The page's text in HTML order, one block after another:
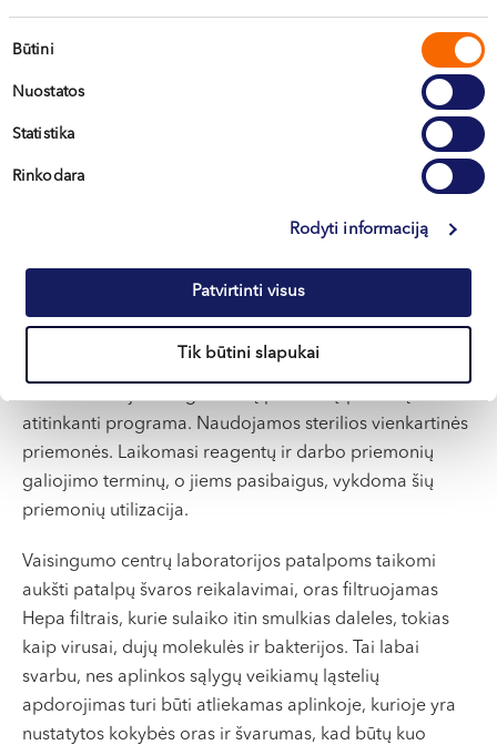
Sutikimo
Būtini
Nuostatos
Statistika
Rinkodara
Rodyti informaciją
Patvirtinti visus
Tik būtini slapukai
teisinius ir pacientų reikalavimus atitinkančiam sveikatos
priežiūros paslaugų teikimui. Procesai planuojami,
valdomi, stebimi, matuojami ir gerinami, siekiant ne tik
patenkinti pacientų reikalavimus, bet ir juos viršyti.
Nustatyti procesų kriterijai ir rodikliai, tarp jų ir paslaugų
stebimas, imamasi gerinimo veiksmų.
Medicinos centruose „Northway“ naudojama moderni ir
valdymui sukurta įdiegta ir nuolat gerinama PPO
atitinkanti programa. Naudojamos sterilios vienkartinės
priemonės. Laikomasi reagentų ir darbo priemonių
galiojimo terminų, o jiems pasibaigus, vykdoma šių
priemonių utilizacija.
Vaisingumo centrų laboratorijos patalpoms taikomi
aukšti patalpų švaros reikalavimai, oras filtruojamas
Hepa filtrais, kurie sulaiko itin smulkias daleles, tokias
kaip virusai, dujų molekulės ir bakterijos. Tai labai
svarbu, nes aplinkos sąlygų veikiamų ląstelių
apdorojimas turi būti atliekamas aplinkoje, kurioje yra
nustatytos kokybės oras ir švarumas, kad būtų kuo